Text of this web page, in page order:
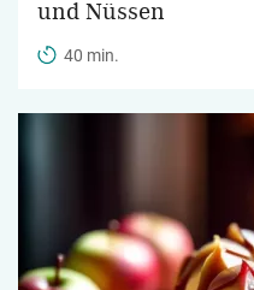
und Nüssen
40 min.